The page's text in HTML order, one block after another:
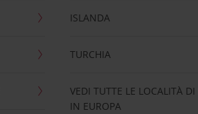
ISLANDA
TURCHIA
VEDI TUTTE LE LOCALITÀ
IN EUROPA